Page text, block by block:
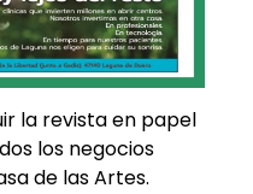
la revista en papel
los negocios
de las Artes.